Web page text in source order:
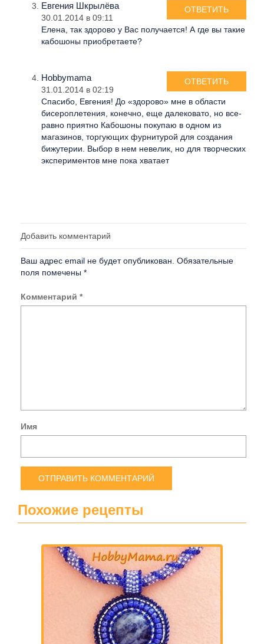
Евгения Шкрылёва
30.01.2014 в 09:11
Елена, так здорово у Вас получается! А где вы такие
кабошоны приобретаете?
ОТВЕТИТЬ
Hobbymama
31.01.2014 в 02:19
Спасибо, Евгения! До «здорово» мне в области
бисероплетения, конечно, еще далековато, но все-
равно приятно Кабошоны покупаю в одном из
магазинов, торгующих фурнитурой для создания
бижутерии. Выбор в нем невелик, но для творческих
экспериментов мне пока хватает
ОТВЕТИТЬ
Добавить комментарий
Ваш адрес email не будет опубликован. Обязательные
поля помечены *
Комментарий *
Имя
Похожие рецепты